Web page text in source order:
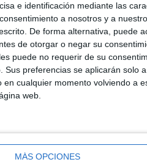
e identificación mediante las
a nosotros y a
De forma alternativa, puede
de otorgar o negar su
puede no requerir de su
Sus preferencias se aplicarán solo
en cualquier momento volviendo a
web.
MÁS OPCIONES
ninguna información.